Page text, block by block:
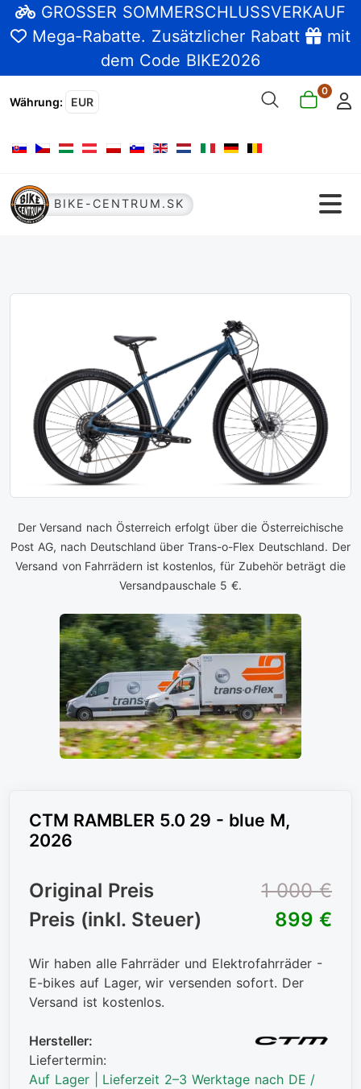
GROSSER SOMMERSCHLUSSVERKAUF
Mega-Rabatte. Zusätzlicher Rabatt
mit
dem Code BIKE2026
Währung: EUR
0
Sprache auswählen
BIKE-CENTRUM.SK
Der Versand nach Österreich erfolgt über die Österreichische
Post AG, nach Deutschland über Trans-o-Flex Deutschland. Der
Versand von Fahrrädern ist kostenlos, für Zubehör beträgt die
Versandpauschale 5 €.
CTM RAMBLER 5.0 29 - blue M,
2026
Original Preis
1 000 €
Preis (inkl. Steuer)
899 €
Wir haben alle Fahrräder und Elektrofahrräder -
E-bikes auf Lager, wir versenden sofort. Der
Versand ist kostenlos.
Hersteller:
Liefertermin:
Auf Lager | Lieferzeit 2–3 Werktage nach DE /